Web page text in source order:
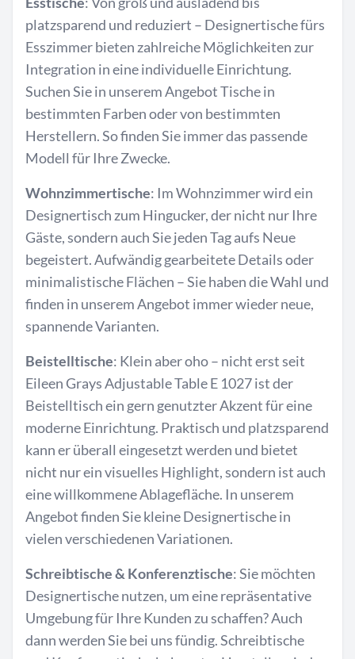
platzsparend und reduziert – Designertische fürs
Esszimmer bieten zahlreiche Möglichkeiten zur
Integration in eine individuelle Einrichtung.
Suchen Sie in unserem Angebot Tische in
bestimmten Farben oder von bestimmten
Herstellern. So finden Sie immer das passende
Modell für Ihre Zwecke.
Wohnzimmertische: Im Wohnzimmer wird ein
Designertisch zum Hingucker, der nicht nur Ihre
Gäste, sondern auch Sie jeden Tag aufs Neue
begeistert. Aufwändig gearbeitete Details oder
minimalistische Flächen – Sie haben die Wahl und
finden in unserem Angebot immer wieder neue,
spannende Varianten.
Beistelltische: Klein aber oho – nicht erst seit
Eileen Grays Adjustable Table E 1027 ist der
Beistelltisch ein gern genutzter Akzent für eine
moderne Einrichtung. Praktisch und platzsparend
kann er überall eingesetzt werden und bietet
nicht nur ein visuelles Highlight, sondern ist auch
eine willkommene Ablagefläche. In unserem
Angebot finden Sie kleine Designertische in
vielen verschiedenen Variationen.
Schreibtische & Konferenztische: Sie möchten
Designertische nutzen, um eine repräsentative
Umgebung für Ihre Kunden zu schaffen? Auch
dann werden Sie bei uns fündig. Schreibtische